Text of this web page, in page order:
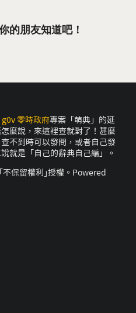
的朋友知道吧！
g0v 零時政府專案「萌典」的延
麼說，來這裡查就對了！甚麼
不到時可以發問，或者自己發
就是「自己的辭典自己編」。
不保留權利｣授權。Powered